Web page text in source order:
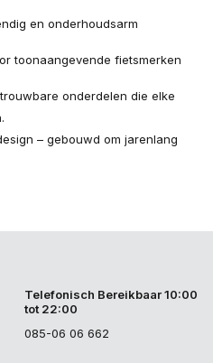
en onderhoudsarm
toonaangevende fietsmerken
onderdelen die elke
– gebouwd om jarenlang
Telefonisch Bereikbaar 10:00
tot 22:00
085-06 06 662